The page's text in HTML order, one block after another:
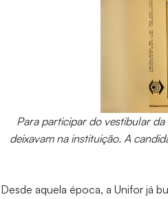
Para participar do vestibular
deixavam na instituição. A
Desde aquela época, a Unifor já